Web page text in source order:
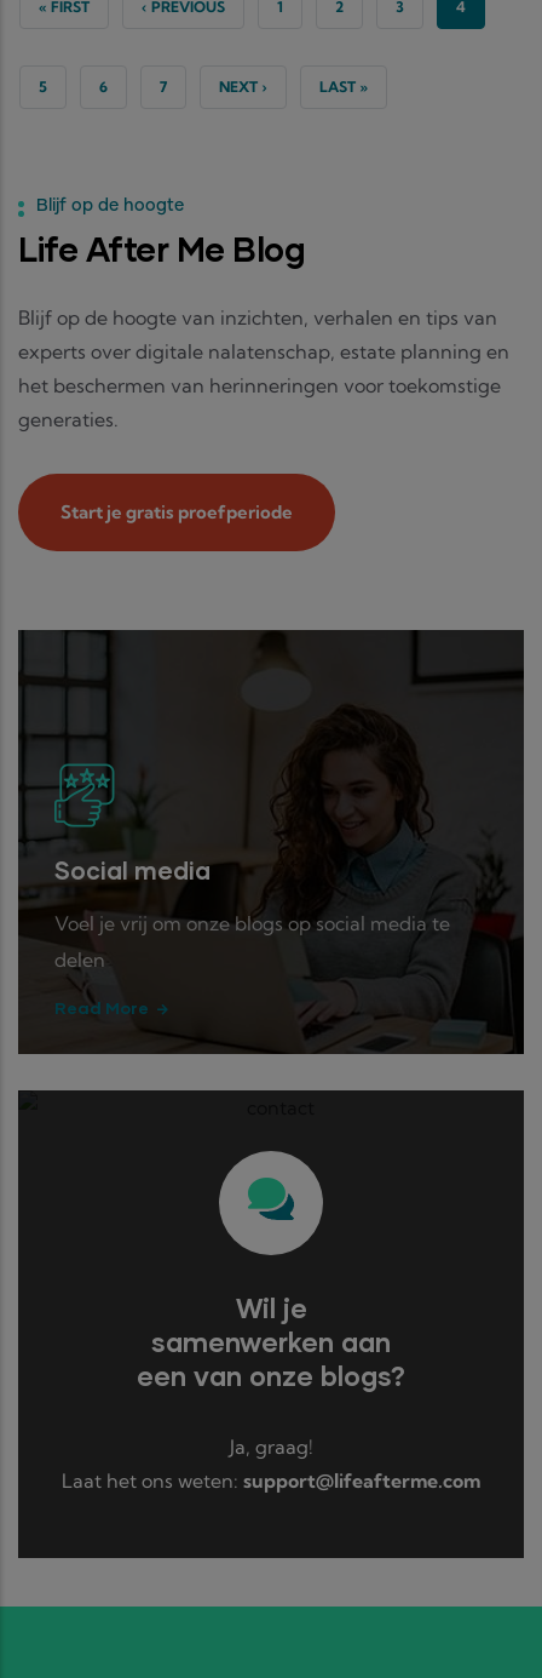
FIRST PAGE
« FIRST PREVIOUS PAGE
‹ PREVIOUS PAGE
1 PAGE
2 PAGE
3 CURRENT
4
PAGE
5 PAGE
6 PAGE
7 NEXT PAGE
NEXT › LAST PAGE
LAST »
Blijf op de hoogte
Life After Me Blog
Blijf op de hoogte van inzichten, verhalen en tips van
experts over digitale nalatenschap, estate planning en
het beschermen van herinneringen voor toekomstige
generaties.
Start je gratis proefperiode
Social media
Voel je vrij om onze blogs op social media te
delen
Read More
Wil je
samenwerken aan
een van onze blogs?
Ja, graag!
Laat het ons weten: support@lifeafterme.com